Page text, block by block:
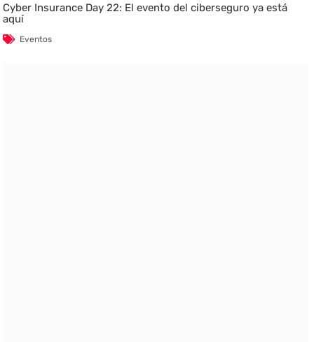
Cyber Insurance Day 22: El evento del ciberseguro ya está
aquí
Eventos